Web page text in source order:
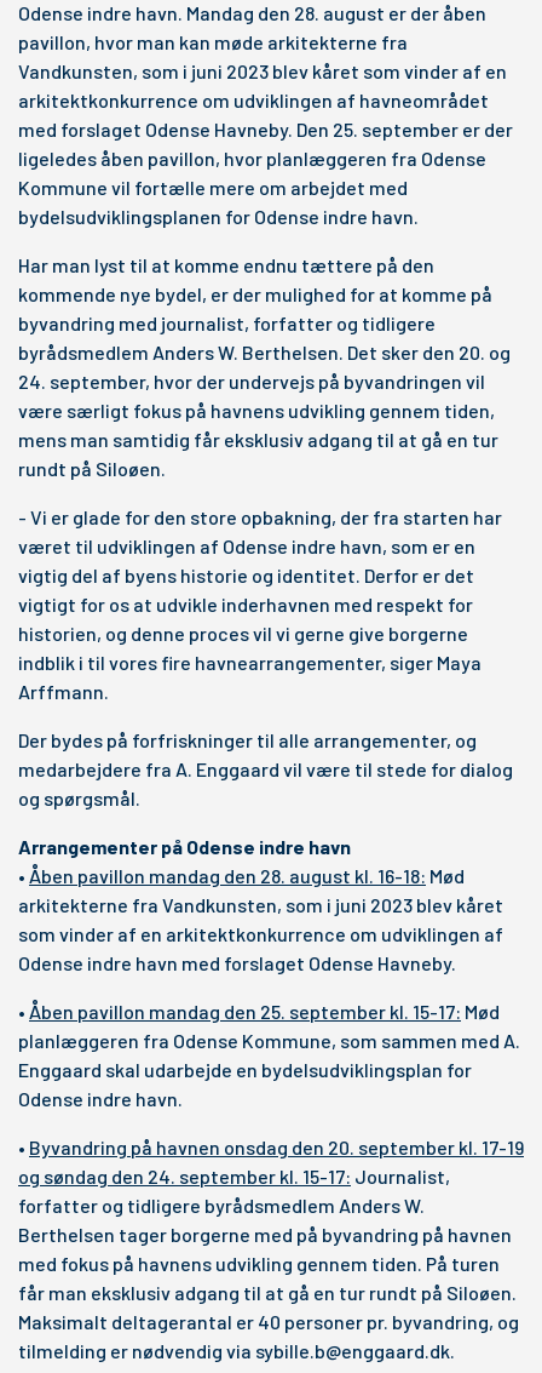
Odense indre havn. Mandag den 28. august er der åben
pavillon, hvor man kan møde arkitekterne fra
Vandkunsten, som i juni 2023 blev kåret som vinder af en
arkitektkonkurrence om udviklingen af havneområdet
med forslaget Odense Havneby. Den 25. september er der
ligeledes åben pavillon, hvor planlæggeren fra Odense
Kommune vil fortælle mere om arbejdet med
bydelsudviklingsplanen for Odense indre havn.
Har man lyst til at komme endnu tættere på den
kommende nye bydel, er der mulighed for at komme på
byvandring med journalist, forfatter og tidligere
byrådsmedlem Anders W. Berthelsen. Det sker den 20. og
24. september, hvor der undervejs på byvandringen vil
være særligt fokus på havnens udvikling gennem tiden,
mens man samtidig får eksklusiv adgang til at gå en tur
rundt på Siloøen.
- Vi er glade for den store opbakning, der fra starten har
været til udviklingen af Odense indre havn, som er en
vigtig del af byens historie og identitet. Derfor er det
vigtigt for os at udvikle inderhavnen med respekt for
historien, og denne proces vil vi gerne give borgerne
indblik i til vores fire havnearrangementer, siger Maya
Arffmann.
Der bydes på forfriskninger til alle arrangementer, og
medarbejdere fra A. Enggaard vil være til stede for dialog
og spørgsmål.
Arrangementer på Odense indre havn
• Åben pavillon mandag den 28. august kl. 16-18: Mød
arkitekterne fra Vandkunsten, som i juni 2023 blev kåret
som vinder af en arkitektkonkurrence om udviklingen af
Odense indre havn med forslaget Odense Havneby.
• Åben pavillon mandag den 25. september kl. 15-17: Mød
planlæggeren fra Odense Kommune, som sammen med A.
Enggaard skal udarbejde en bydelsudviklingsplan for
Odense indre havn.
• Byvandring på havnen onsdag den 20. september kl. 17-19
og søndag den 24. september kl. 15-17: Journalist,
forfatter og tidligere byrådsmedlem Anders W.
Berthelsen tager borgerne med på byvandring på havnen
med fokus på havnens udvikling gennem tiden. På turen
får man eksklusiv adgang til at gå en tur rundt på Siloøen.
Maksimalt deltagerantal er 40 personer pr. byvandring, og
tilmelding er nødvendig via sybille.b@enggaard.dk.